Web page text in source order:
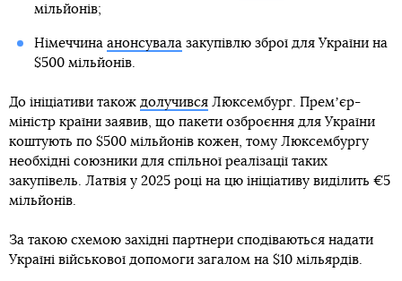
мільйонів;
Німеччина анонсувалазакупівлю зброї для України на
$500 мільйонів.
До ініціативи також долучився Люксембург. Премʼєр-
міністр країни заявив, що пакети озброєння для України
коштують по $500 мільйонів кожен, тому Люксембургу
необхідні союзники для спільної реалізації таких
закупівель. Латвія у 2025 році на цю ініціативу виділить €5
мільйонів.
За такою схемою західні партнери сподіваються надати
Україні військової допомоги загалом на $10 мільярдів.